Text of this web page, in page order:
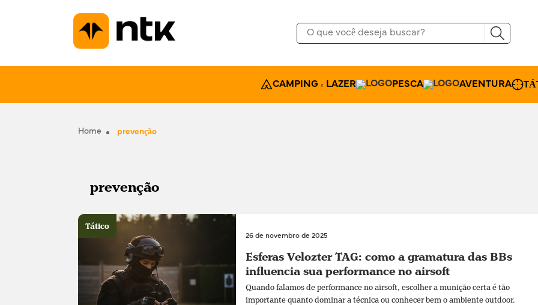
CAMPING & LAZER PESCA AVENTURA
Home prevenção
prevenção
26 de novembro de 2025
Esferas Velozter TAG: como a gramatura das BBs
influencia sua performance no airsoft
Quando falamos de performance no airsoft, escolher a munição certa é tão
importante quanto dominar a técnica ou conhecer bem o ambiente outdoor.
Tático